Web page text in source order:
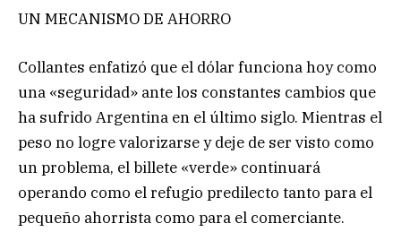
UN MECANISMO DE AHORRO
Collantes enfatizó que el dólar funciona hoy como
una «seguridad» ante los constantes cambios que
ha sufrido Argentina en el último siglo. Mientras el
peso no logre valorizarse y deje de ser visto como
un problema, el billete «verde» continuará
operando como el refugio predilecto tanto para el
pequeño ahorrista como para el comerciante.